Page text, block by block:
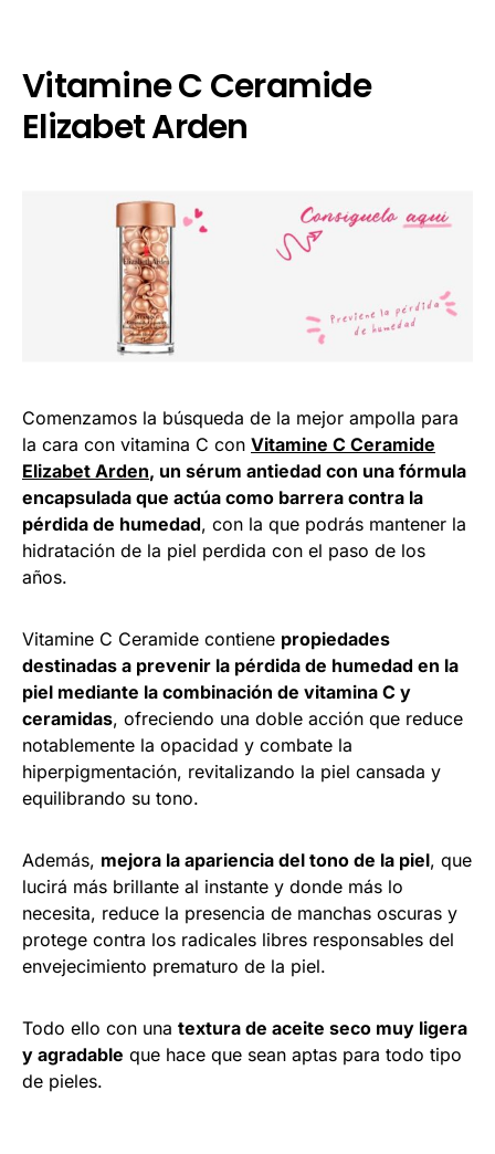
Vitamine C Ceramide
Elizabet Arden
Comenzamos la búsqueda de la mejor ampolla para
la cara con vitamina C con Vitamine C Ceramide
Elizabet Arden, un sérum antiedad con una fórmula
encapsulada que actúa como barrera contra la
pérdida de humedad, con la que podrás mantener la
hidratación de la piel perdida con el paso de los
años.
Vitamine C Ceramide contiene propiedades
destinadas a prevenir la pérdida de humedad en la
piel mediante la combinación de vitamina C y
ceramidas, ofreciendo una doble acción que reduce
notablemente la opacidad y combate la
hiperpigmentación, revitalizando la piel cansada y
equilibrando su tono.
Además, mejora la apariencia del tono de la piel, que
lucirá más brillante al instante y donde más lo
necesita, reduce la presencia de manchas oscuras y
protege contra los radicales libres responsables del
envejecimiento prematuro de la piel.
Todo ello con una textura de aceite seco muy ligera
y agradable que hace que sean aptas para todo tipo
de pieles.